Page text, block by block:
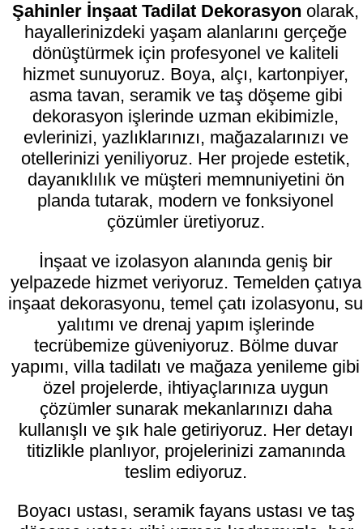
Şahinler İnşaat Tadilat Dekorasyon olarak,
hayallerinizdeki yaşam alanlarını gerçeğe
dönüştürmek için profesyonel ve kaliteli
hizmet sunuyoruz. Boya, alçı, kartonpiyer,
asma tavan, seramik ve taş döşeme gibi
dekorasyon işlerinde uzman ekibimizle,
evlerinizi, yazlıklarınızı, mağazalarınızı ve
otellerinizi yeniliyoruz. Her projede estetik,
dayanıklılık ve müşteri memnuniyetini ön
planda tutarak, modern ve fonksiyonel
çözümler üretiyoruz.
İnşaat ve izolasyon alanında geniş bir
yelpazede hizmet veriyoruz. Temelden çatıya
inşaat dekorasyonu, temel çatı izolasyonu, su
yalıtımı ve drenaj yapım işlerinde
tecrübemize güveniyoruz. Bölme duvar
yapımı, villa tadilatı ve mağaza yenileme gibi
özel projelerde, ihtiyaçlarınıza uygun
çözümler sunarak mekanlarınızı daha
kullanışlı ve şık hale getiriyoruz. Her detayı
titizlikle planlıyor, projelerinizi zamanında
teslim ediyoruz.
Boyacı ustası, seramik fayans ustası ve taş